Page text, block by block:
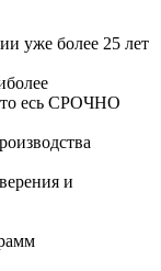
уже более 25 лет
то есь СРОЧНО
и